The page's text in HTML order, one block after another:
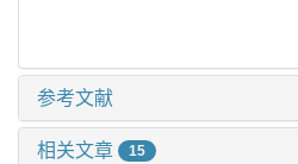
参考文献
相关文章 15